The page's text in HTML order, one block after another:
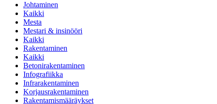
Johtaminen
Kaikki
Mesta
Mestari & insinööri
Kaikki
Rakentaminen
Kaikki
Betonirakentaminen
Infografiikka
Infrarakentaminen
Korjausrakentaminen
Rakentamismääräykset